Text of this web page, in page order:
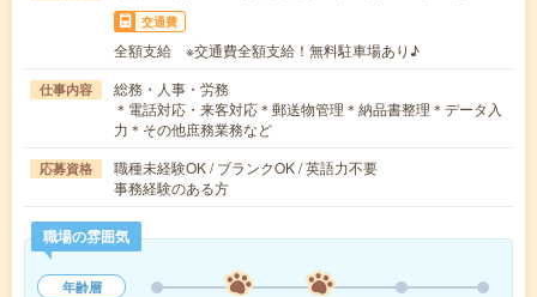
交通費
全額支給 ※交通費全額支給！無料駐車場あり♪
仕事内容
総務・人事・労務
＊電話対応・来客対応＊郵送物管理＊納品書整理＊データ入
力＊その他庶務業務など
応募資格
職種未経験OK / ブランクOK / 英語力不要
事務経験のある方
職場の雰囲気
年齢層